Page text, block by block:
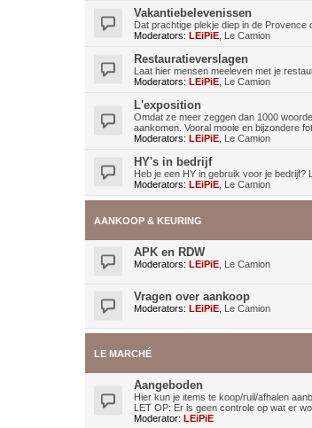
Vakantiebelevenissen
Dat prachtige plekje diep in de Provence
Moderators: LEiPiE Le Camion
Restauratieverslagen
Laat hier mensen meeleven met je
Moderators: LEiPiE Le Camion
L'exposition
Omdat ze meer zeggen dan 1000
aankomen. Vooral mooie en bijzondere
Moderators: LEiPiE Le Camion
HY's in bedrijf
Heb je een HY in gebruik voor je bedrijf?
Moderators: LEiPiE Le Camion
AANKOOP & KEURING
APK en RDW
Moderators: LEiPiE Le Camion
Vragen over aankoop
Moderators: LEiPiE Le Camion
LE MARCHÉ
Aangeboden
Hier kun je items te koop/ruil/afhalen
LET OP: Er is geen controle op wat er
Moderator: LEiPiE